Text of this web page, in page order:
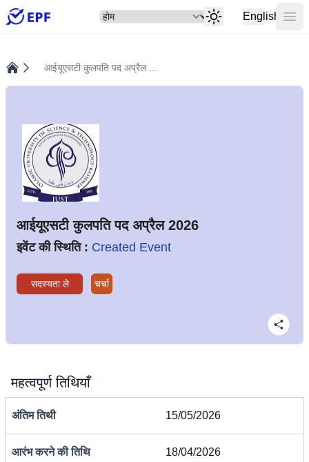
सेलेक्ट English
आईयूएसटी कुलपति पद अप्रैल ...
आईयूएसटी कुलपति पद अप्रैल 2026
इवेंट की स्थिति : Created Event
सदस्यता ले चर्चा
महत्वपूर्ण तिथियाँ
अंतिम तिथी 15/05/2026
आरंभ करने की तिथि 18/04/2026